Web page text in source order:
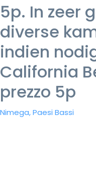
5p. In zeer
diverse
indien
California
prezzo 5p
Nimega, Paesi Bassi